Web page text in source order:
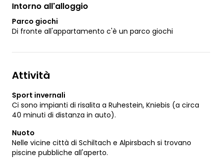
Intorno all'alloggio
Parco giochi
Di fronte all'appartamento c'è un parco giochi
Attività
Sport invernali
Ci sono impianti di risalita a Ruhestein, Kniebis (a circa
40 minuti di distanza in auto).
Nuoto
Nelle vicine città di Schiltach e Alpirsbach si trovano
piscine pubbliche all'aperto.